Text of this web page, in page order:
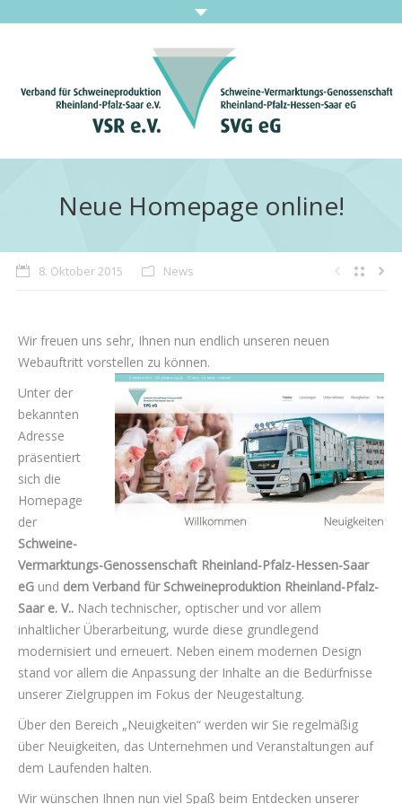
Neue Homepage online!
8. Oktober 2015 News
Wir freuen uns sehr, Ihnen nun endlich unseren neuen
Webauftritt vorstellen zu können.
Unter der
bekannten
Adresse
präsentiert
sich die
Homepage
der
Schweine-
Vermarktungs-Genossenschaft Rheinland-Pfalz-Hessen-Saar
eG und dem Verband für Schweineproduktion Rheinland-Pfalz-
Saar e. V.. Nach technischer, optischer und vor allem
inhaltlicher Überarbeitung, wurde diese grundlegend
modernisiert und erneuert. Neben einem modernen Design
stand vor allem die Anpassung der Inhalte an die Bedürfnisse
unserer Zielgruppen im Fokus der Neugestaltung.
Über den Bereich „Neuigkeiten“ werden wir Sie regelmäßig
über Neuigkeiten, das Unternehmen und Veranstaltungen auf
dem Laufenden halten.
Wir wünschen Ihnen nun viel Spaß beim Entdecken unserer